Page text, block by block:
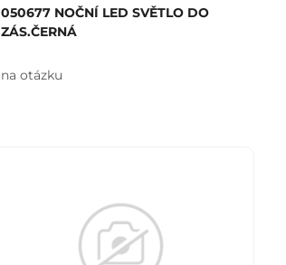
050677 NOČNÍ LED SVĚTLO DO
ZÁS.ČERNÁ
na otázku